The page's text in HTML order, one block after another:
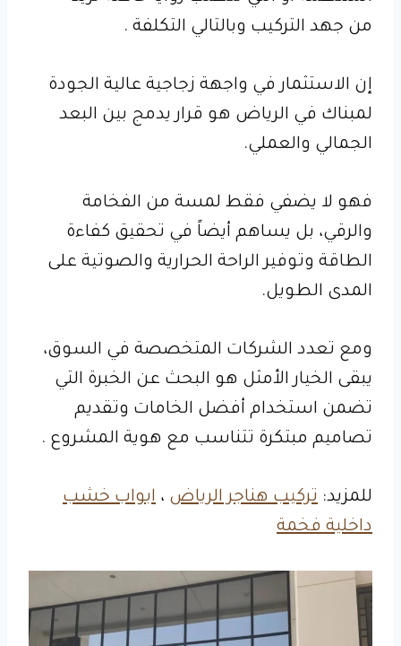
من جهد التركيب وبالتالي التكلفة .
إن الاستثمار في واجهة زجاجية عالية الجودة
لمبناك في الرياض هو قرار يدمج بين البعد
الجمالي والعملي.
فهو لا يضفي فقط لمسة من الفخامة
والرقي، بل يساهم أيضاً في تحقيق كفاءة
الطاقة وتوفير الراحة الحرارية والصوتية على
المدى الطويل.
ومع تعدد الشركات المتخصصة في السوق،
يبقى الخيار الأمثل هو البحث عن الخبرة التي
تضمن استخدام أفضل الخامات وتقديم
تصاميم مبتكرة تتناسب مع هوية المشروع .
للمزيد: تركيب هناجر الرياض ، ابواب خشب
داخلية فخمة